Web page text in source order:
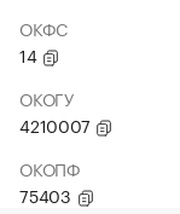
ОКФС
14
ОКОГУ
4210007
ОКОПФ
75403